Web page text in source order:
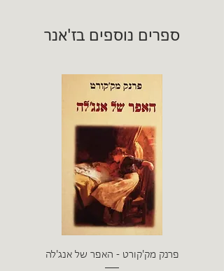
ספרים נוספים בז'אנר
פרנק מק'קורט - האפר של אנג'לה